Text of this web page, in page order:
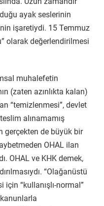
ayak seslerinin
işaretiydi. 15 Temmuz
olarak değerlendirilmesi
muhalefetin
(zaten azınlıkta kalan)
“temizlenmesi”, devlet
alınamamış
gerçekten de büyük bir
OHAL ilan
OHAL ve KHK demek,
“Olağanüstü
“kullanışlı-normal”